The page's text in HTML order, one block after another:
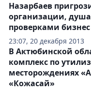
23:07, 20 декабря 2013
Назарбаев
организации,
проверками бизнес
В Актюбинской
комплекс по
месторождениях
«Кожасай»